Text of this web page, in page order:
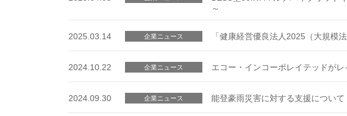
～
2025.03.14 企業ニュース 「健康経営優良法人2025（大規模
2024.10.22 企業ニュース エコー・インコーポレイテッドが
2024.09.30 企業ニュース 能登豪雨災害に対する支援について